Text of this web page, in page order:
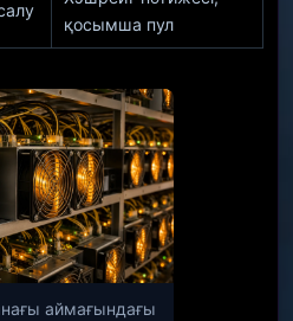
қосымша пул
аймағындағы